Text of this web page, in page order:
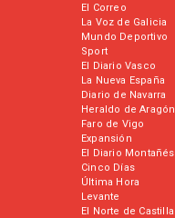
El Correo
La Voz de Galicia
Mundo Deportivo
Sport
El Diario Vasco
La Nueva España
Diario de Navarra
Heraldo de Aragón
Faro de Vigo
Expansión
El Diario Montañés
Cinco Días
Última Hora
Levante
El Norte de Castilla